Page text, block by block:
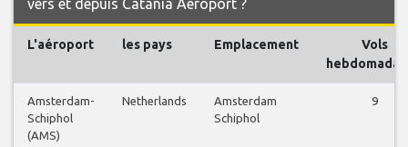
L'aéroport les pays Emplacement
Vols
Amsterdam-
Schiphol
(AMS)
Netherlands
Amsterdam
Schiphol
9